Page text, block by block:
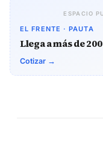
ESPACIO
EL FRENTE · PAUTA
Llega a más de
Cotizar →